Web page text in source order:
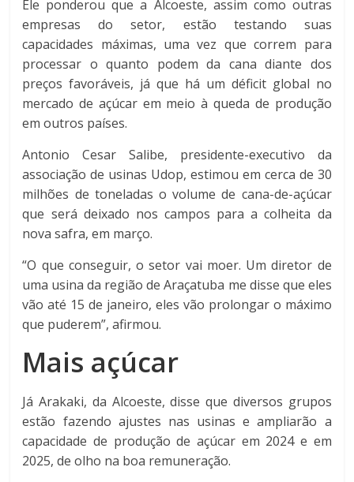
Ele ponderou que a Alcoeste, assim como outras
empresas do setor, estão testando suas
capacidades máximas, uma vez que correm para
processar o quanto podem da cana diante dos
preços favoráveis, já que há um déficit global no
mercado de açúcar em meio à queda de produção
em outros países.
Antonio Cesar Salibe, presidente-executivo da
associação de usinas Udop, estimou em cerca de 30
milhões de toneladas o volume de cana-de-açúcar
que será deixado nos campos para a colheita da
nova safra, em março.
“O que conseguir, o setor vai moer. Um diretor de
uma usina da região de Araçatuba me disse que eles
vão até 15 de janeiro, eles vão prolongar o máximo
que puderem”, afirmou.
Mais açúcar
Já Arakaki, da Alcoeste, disse que diversos grupos
estão fazendo ajustes nas usinas e ampliarão a
capacidade de produção de açúcar em 2024 e em
2025, de olho na boa remuneração.